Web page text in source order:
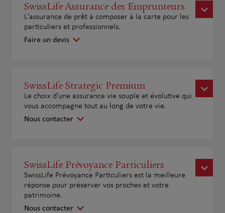
SwissLife Assurance des Emprunteurs
L'assurance de prêt à composer à la carte pour les
particuliers et professionnels.
Faire un devis
SwissLife Strategic Premium
Le choix d'une assurance vie souple et évolutive qui
vous accompagne tout au long de votre vie.
Nous contacter
SwissLife Prévoyance Particuliers
SwissLife Prévoyance Particuliers est la meilleure
réponse pour préserver vos proches et votre
patrimoine.
Nous contacter